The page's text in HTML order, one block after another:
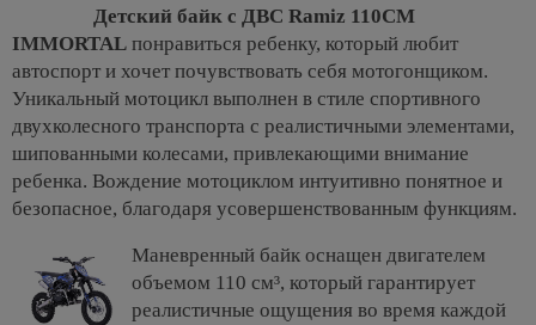
Детский байк с ДВС Ramiz 110CM
IMMORTAL понравиться ребенку, который любит
автоспорт и хочет почувствовать себя мотогонщиком.
Уникальный мотоцикл выполнен в стиле спортивного
двухколесного транспорта с реалистичными элементами,
шипованными колесами, привлекающими внимание
ребенка. Вождение мотоциклом интуитивно понятное и
безопасное, благодаря усовершенствованным функциям.
Маневренный байк оснащен двигателем
объемом 110 см³, который гарантирует
реалистичные ощущения во время каждой